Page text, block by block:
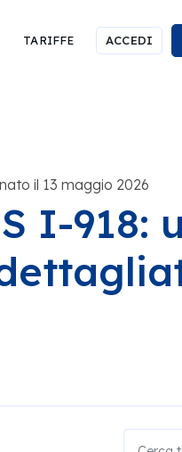
TARIFFE ACCEDI
il 13 maggio 2026
I-918: